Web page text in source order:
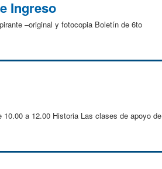
Ingreso
–original y fotocopia Boletín de 6to
a 12.00 Historia Las clases de apoyo de